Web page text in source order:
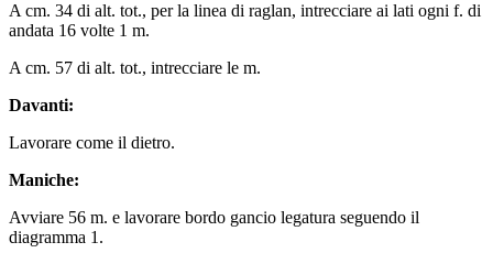
A cm. 34 di alt. tot., per la linea di raglan, intrecciare ai lati ogni f. di
andata 16 volte 1 m.
A cm. 57 di alt. tot., intrecciare le m.
Davanti:
Lavorare come il dietro.
Maniche:
Avviare 56 m. e lavorare bordo gancio legatura seguendo il
diagramma 1.